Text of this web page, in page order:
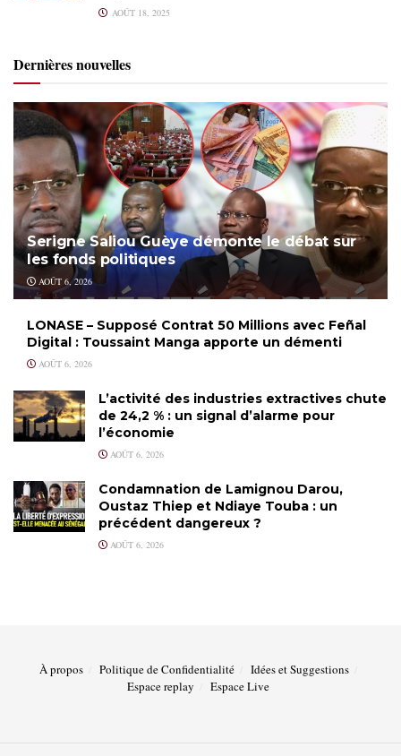
AOÛT 18, 2025
Dernières nouvelles
Serigne Saliou Guèye démonte le débat sur
les fonds politiques
AOÛT 6, 2026
LONASE – Supposé Contrat 50 Millions avec Feñal
Digital : Toussaint Manga apporte un démenti
AOÛT 6, 2026
L’activité des industries extractives chute
de 24,2 % : un signal d’alarme pour
l’économie
AOÛT 6, 2026
Condamnation de Lamignou Darou,
Oustaz Thiep et Ndiaye Touba : un
précédent dangereux ?
AOÛT 6, 2026
À propos Politique de Confidentialité
Idées et Suggestions
Espace replay
Espace Live